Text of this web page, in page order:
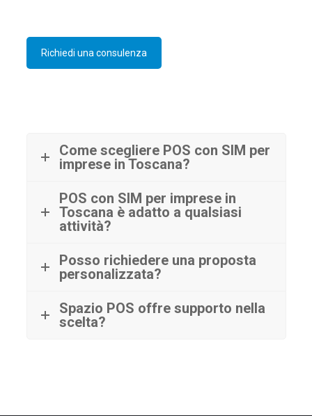
Richiedi una consulenza
Come scegliere POS con SIM per
imprese in Toscana?
POS con SIM per imprese in
Toscana è adatto a qualsiasi
attività?
Posso richiedere una proposta
personalizzata?
Spazio POS offre supporto nella
scelta?